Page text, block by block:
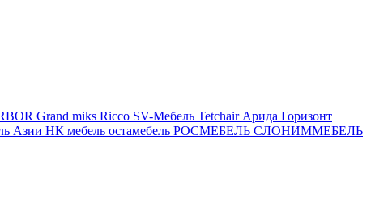
Grand miks Ricco SV-Мебель Tetchair Арида Горизонт
Азии НК мебель остамебель РОСМЕБЕЛЬ СЛОНИММЕБЕЛЬ